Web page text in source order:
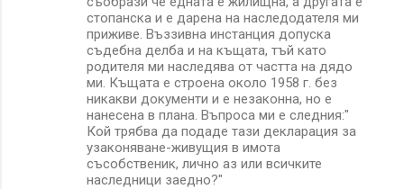
стопанска и е дарена на наследодателя ми
приживе. Въззивна инстанция допуска
съдебна делба и на къщата, тъй като
родителя ми наследява от частта на дядо
ми. Къщата е строена около 1958 г. без
никакви документи и е незаконна, но е
нанесена в плана. Въпроса ми е следния:"
Кой трябва да подаде тази декларация за
узаконяване-живущия в имота
съсобственик, лично аз или всичките
наследници заедно?"